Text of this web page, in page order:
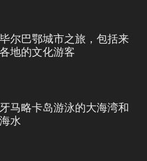
尔巴鄂城市之旅，包括来
地的文化游客
马略卡岛游泳的大海湾和
水